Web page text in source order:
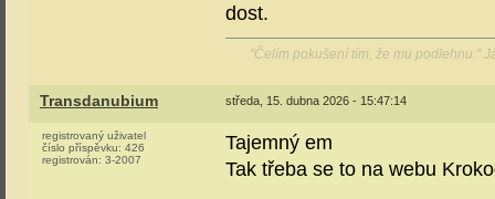
dost.
"Čelím pokušení tím, že mu podlehnu."
Transdanubium středa, 15. dubna 2026 - 15:47:14
registrovaný uživatel
číslo příspěvku: 426
registrován: 3-2007
Tajemný em
Tak třeba se to na webu